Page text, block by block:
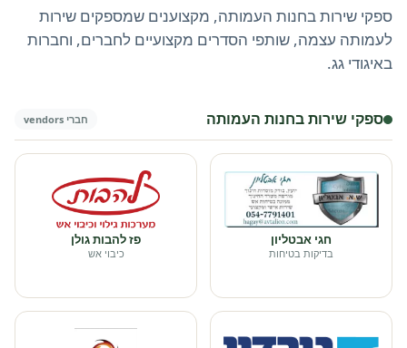
ספקי שירות בחנות העמותה, מקצוענים שמספקים שירות
לעמותה עצמה, שותפי הסדרים מקצועיים לחברים, וחברות
באיגודי גג.
ספקי שירות בחנות העמותה חברי vendors
חגי אבטליון
בדיקות בטיחות
פז להבות גולן
כיבוי אש